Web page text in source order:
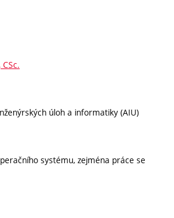
úloh a informatiky (AIU)
systému, zejména práce se